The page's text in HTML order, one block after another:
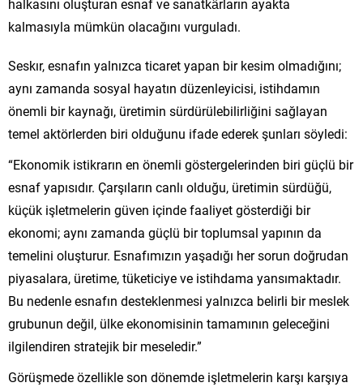
halkasını oluşturan esnaf ve sanatkârların ayakta
kalmasıyla mümkün olacağını vurguladı.
Seskır, esnafın yalnızca ticaret yapan bir kesim olmadığını;
aynı zamanda sosyal hayatın düzenleyicisi, istihdamın
önemli bir kaynağı, üretimin sürdürülebilirliğini sağlayan
temel aktörlerden biri olduğunu ifade ederek şunları söyledi:
“Ekonomik istikrarın en önemli göstergelerinden biri güçlü bir
esnaf yapısıdır. Çarşıların canlı olduğu, üretimin sürdüğü,
küçük işletmelerin güven içinde faaliyet gösterdiği bir
ekonomi; aynı zamanda güçlü bir toplumsal yapının da
temelini oluşturur. Esnafımızın yaşadığı her sorun doğrudan
piyasalara, üretime, tüketiciye ve istihdama yansımaktadır.
Bu nedenle esnafın desteklenmesi yalnızca belirli bir meslek
grubunun değil, ülke ekonomisinin tamamının geleceğini
ilgilendiren stratejik bir meseledir.”
Görüşmede özellikle son dönemde işletmelerin karşı karşıya